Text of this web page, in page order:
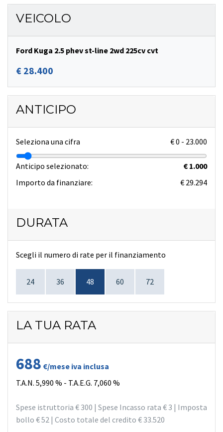
VEICOLO
Ford Kuga 2.5 phev st-line 2wd 225cv cvt
€ 28.400
ANTICIPO
Seleziona una cifra €0 - 23.000
Anticipo selezionato:
€ 1.000
Importo da finanziare:
€ 29.294
DURATA
Scegli il numero di rate per il finanziamento
24 36 48 60 72
LA TUA RATA
688 €/mese iva inclusa
T.A.N. 5,990 % - T.A.E.G. 7,060 %
Spese istruttoria € 300 | Spese Incasso rata € 3 | Imposta
bollo € 52 | Costo totale del credito € 33.520